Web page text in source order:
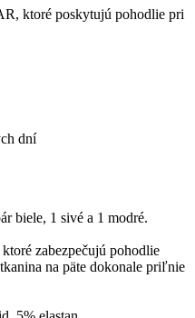
ktoré poskytujú pohodlie pri
dní
biele, 1 sivé a 1 modré.
zabezpečujú pohodlie
na päte dokonale priľnie